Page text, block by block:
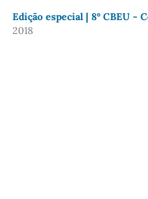
Edição especial | 8º CBEU -
2018